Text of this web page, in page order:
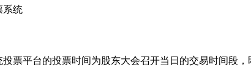
统
平台的投票时间为股东大会召开当日的交易时间段，